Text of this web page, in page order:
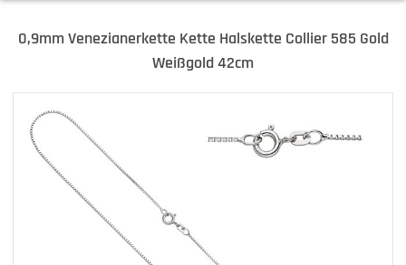
0,9mm Venezianerkette Kette Halskette Collier 585 Gold
Weißgold 42cm